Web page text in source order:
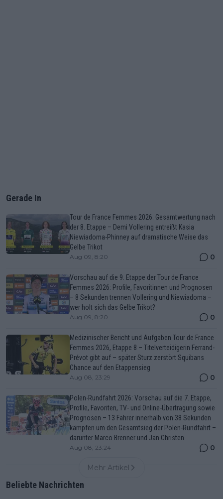
Gerade In
Tour de France Femmes 2026: Gesamtwertung nach
der 8. Etappe – Demi Vollering entreißt Kasia
Niewiadoma-Phinney auf dramatische Weise das
Gelbe Trikot
Aug 09, 8:20 0
Vorschau auf die 9. Etappe der Tour de France
Femmes 2026: Profile, Favoritinnen und Prognosen
– 8 Sekunden trennen Vollering und Niewiadoma –
wer holt sich das Gelbe Trikot?
Aug 09, 8:20 0
Medizinischer Bericht und Aufgaben Tour de France
Femmes 2026, Etappe 8 – Titelverteidigerin Ferrand-
Prévot gibt auf – später Sturz zerstört Squibans
Chance auf den Etappensieg
Aug 08, 23:29 0
Polen-Rundfahrt 2026: Vorschau auf die 7. Etappe,
Profile, Favoriten, TV- und Online-Übertragung sowie
Prognosen – 13 Fahrer innerhalb von 38 Sekunden
kämpfen um den Gesamtsieg der Polen-Rundfahrt –
darunter Marco Brenner und Jan Christen
Aug 08, 23:24 0
Mehr Artikel
Beliebte Nachrichten